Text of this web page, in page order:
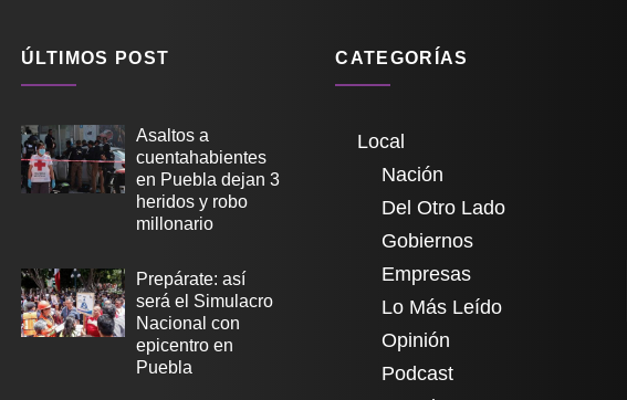
ÚLTIMOS POST
Asaltos a
cuentahabientes
en Puebla dejan 3
heridos y robo
millonario
Prepárate: así
será el Simulacro
Nacional con
epicentro en
Puebla
CATEGORÍAS
Local
Nación
Del Otro Lado
Gobiernos
Empresas
Lo Más Leído
Opinión
Podcast